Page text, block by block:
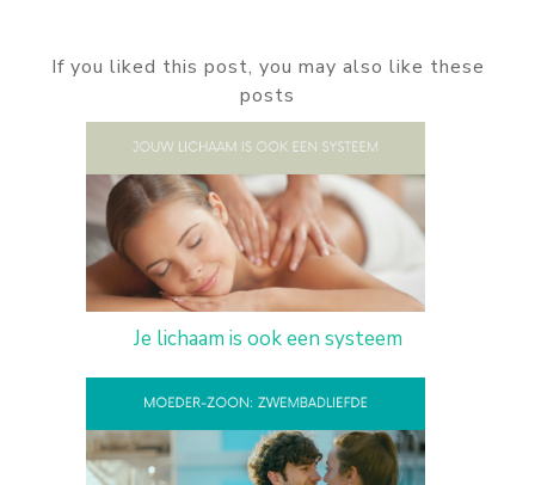
If you liked this post, you may also like these
posts
Je lichaam is ook een systeem